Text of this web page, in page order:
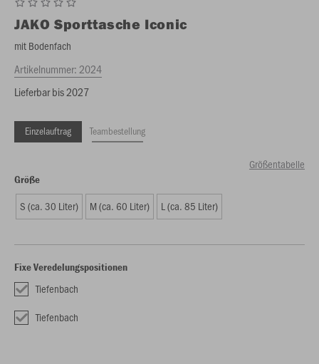
JAKO Sporttasche Iconic
mit Bodenfach
Artikelnummer: 2024
Lieferbar bis 2027
Einzelauftrag Teambestellung
Größentabelle
Größe
S (ca. 30 Liter) M (ca. 60 Liter) L (ca. 85 Liter)
Fixe Veredelungspositionen
Tiefenbach
Tiefenbach